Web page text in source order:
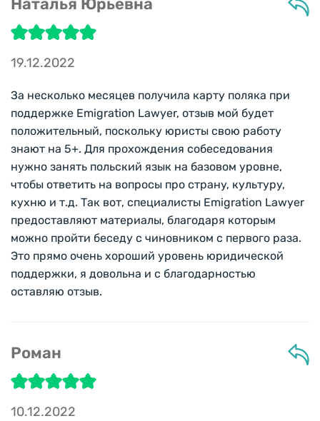
Наталья Юрьевна
19.12.2022
За несколько месяцев получила карту поляка при
поддержке Emigration Lawyer, отзыв мой будет
положительный, поскольку юристы свою работу
знают на 5+. Для прохождения собеседования
нужно занять польский язык на базовом уровне,
чтобы ответить на вопросы про страну, культуру,
кухню и т.д. Так вот, специалисты Emigration Lawyer
предоставляют материалы, благодаря которым
можно пройти беседу с чиновником с первого раза.
Это прямо очень хороший уровень юридической
поддержки, я довольна и с благодарностью
оставляю отзыв.
Роман
10.12.2022